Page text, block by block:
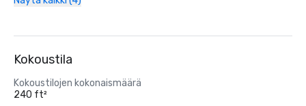
Kokoustila
Kokoustilojen kokonaismäärä
240 ft²